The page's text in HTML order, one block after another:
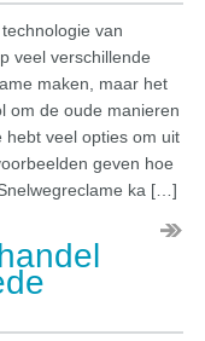
van
veel verschillende
maken, maar het
om de oude manieren
veel opties om uit
geven hoe
ka […]